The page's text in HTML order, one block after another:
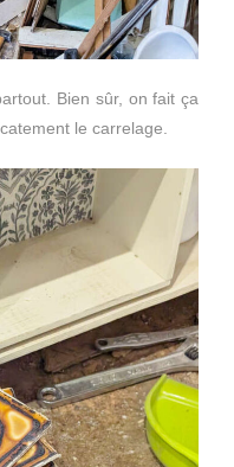
Bien sûr, on fait ça
le carrelage.